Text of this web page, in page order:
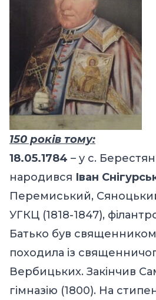
150 років тому:
18.05.1784 – у с.
народився Іван
Перемиський,
УГКЦ (1818-1847),
Батько був
походила із
Вербицьких. Закінчив
гімназію (1800). На